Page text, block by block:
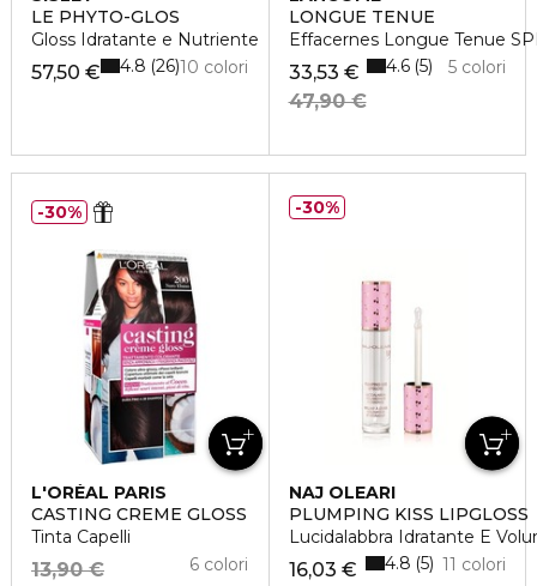
LE PHYTO-GLOS
Gloss Idratante e Nutriente
57,50 € 10 colori
4.8 26
LONGUE TENUE
Effacernes Longue Tenue
33,53 €
47,90 €
5 colori
4.6 5
L'ORÉAL PARIS
CASTING CREME GLOSS
Tinta Capelli
13,90 € 6 colori
30%
NAJ OLEARI
PLUMPING KISS LIPGLOSS
Lucidalabbra Idratante E
16,03 €
11 colori
4.8 5
30%